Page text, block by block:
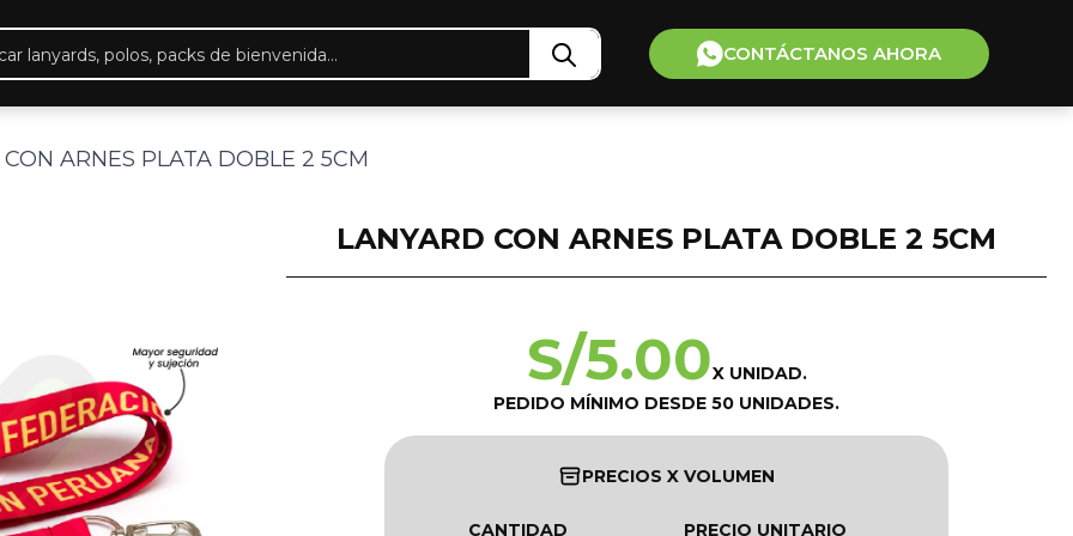
CONTÁCTANOS AHORA
ARNES PLATA DOBLE 2 5CM
LANYARD CON ARNES PLATA DOBLE 2 5CM
S/5.00X UNIDAD.
PEDIDO MÍNIMO DESDE 50 UNIDADES.
PRECIOS X VOLUMEN
CANTIDAD
PRECIO UNITARIO